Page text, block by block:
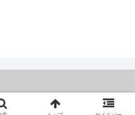
億円トレーダー